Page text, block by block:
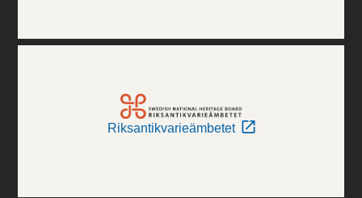
Riksantikvarieämbetet